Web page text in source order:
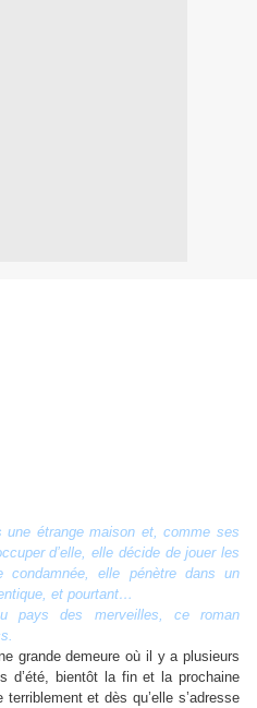
une étrange maison et, comme ses
d’elle, elle décide de jouer les
condamnée, elle pénètre dans un
et pourtant…
pays des merveilles, ce roman
grande demeure où il y a plusieurs
d’été, bientôt la fin et la prochaine
et dès qu’elle s’adresse